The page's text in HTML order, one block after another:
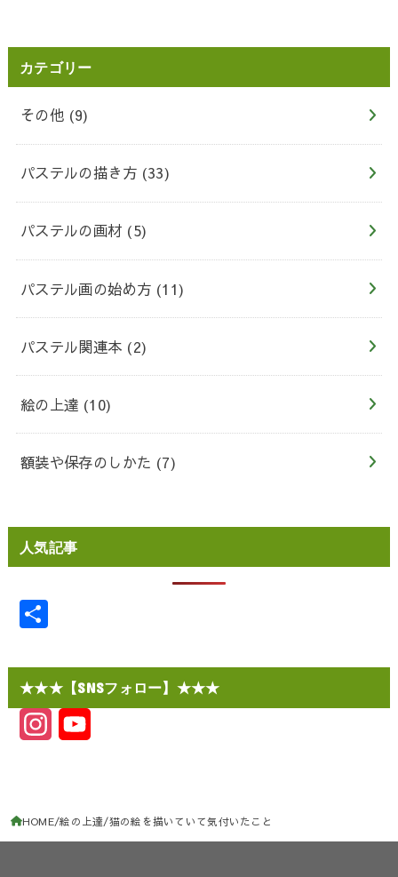
カテゴリー
その他 (9)
パステルの描き方 (33)
パステルの画材 (5)
パステル画の始め方 (11)
パステル関連本 (2)
絵の上達 (10)
額装や保存のしかた (7)
人気記事
共
★★★【SNSフォロー】★★★
t
T
HOME 絵の上達 猫の絵を描いていて気付いたこと